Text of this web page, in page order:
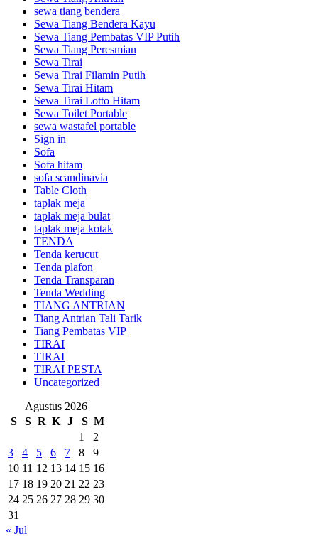
sewa tiang bendera
Sewa Tiang Bendera Kayu
Sewa Tiang Pembatas VIP Putih
Sewa Tiang Peresmian
Sewa Tirai
Sewa Tirai Filamin Putih
Sewa Tirai Hitam
Sewa Tirai Lotto Hitam
Sewa Toilet Portable
sewa wastafel portable
Sign in
Sofa
Sofa hitam
sofa scandinavia
Table Cloth
taplak meja
taplak meja bulat
taplak meja kotak
TENDA
Tenda kerucut
Tenda plafon
Tenda Transparan
Tenda Wedding
TIANG ANTRIAN
Tiang Antrian Tali Tarik
Tiang Pembatas VIP
TIRAI
TIRAI
TIRAI PESTA
Uncategorized
Agustus 2026
S
S R K J S M
1
2
3
4 5 6 7 8
9
10 11 12 13 14 15 16
17 18 19 20 21 22 23
24 25 26 27 28 29 30
31
« Jul